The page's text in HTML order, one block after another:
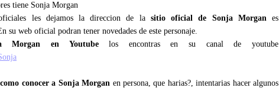
tiene Sonja Morgan
les dejamos la direccion de la sitio oficial de Sonja Morganes
su web oficial podran tener novedades de este personaje.
Morgan en Youtubelos encontras en su canal de youtube
como conocer a Sonja Morgan en persona, que harias?, intentarias hacer algunos